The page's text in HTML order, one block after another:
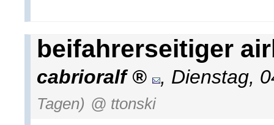
beifahrerseitiger
cabrioralf , Dienstag,
Tagen) @ ttonski